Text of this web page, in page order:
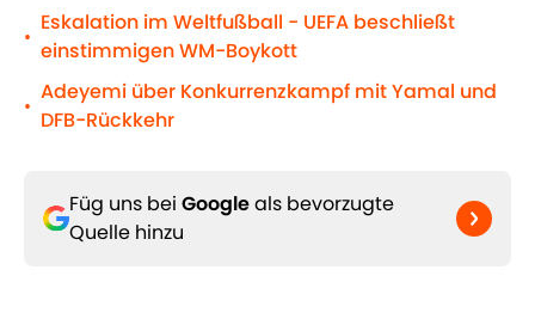
•
Eskalation im Weltfußball - UEFA beschließt
einstimmigen WM-Boykott
•
Adeyemi über Konkurrenzkampf mit Yamal und
DFB-Rückkehr
Füg uns bei Googleals bevorzugte
Quelle hinzu